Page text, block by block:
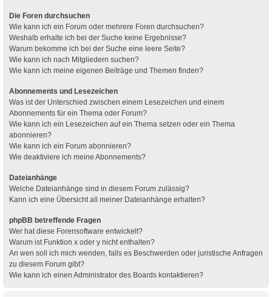
Die Foren durchsuchen
Wie kann ich ein Forum oder mehrere Foren durchsuchen?
Weshalb erhalte ich bei der Suche keine Ergebnisse?
Warum bekomme ich bei der Suche eine leere Seite?
Wie kann ich nach Mitgliedern suchen?
Wie kann ich meine eigenen Beiträge und Themen finden?
Abonnements und Lesezeichen
Was ist der Unterschied zwischen einem Lesezeichen und einem
Abonnements für ein Thema oder Forum?
Wie kann ich ein Lesezeichen auf ein Thema setzen oder ein Thema
abonnieren?
Wie kann ich ein Forum abonnieren?
Wie deaktiviere ich meine Abonnements?
Dateianhänge
Welche Dateianhänge sind in diesem Forum zulässig?
Kann ich eine Übersicht all meiner Dateianhänge erhalten?
phpBB betreffende Fragen
Wer hat diese Forensoftware entwickelt?
Warum ist Funktion x oder y nicht enthalten?
An wen soll ich mich wenden, falls es Beschwerden oder juristische Anfragen
zu diesem Forum gibt?
Wie kann ich einen Administrator des Boards kontaktieren?